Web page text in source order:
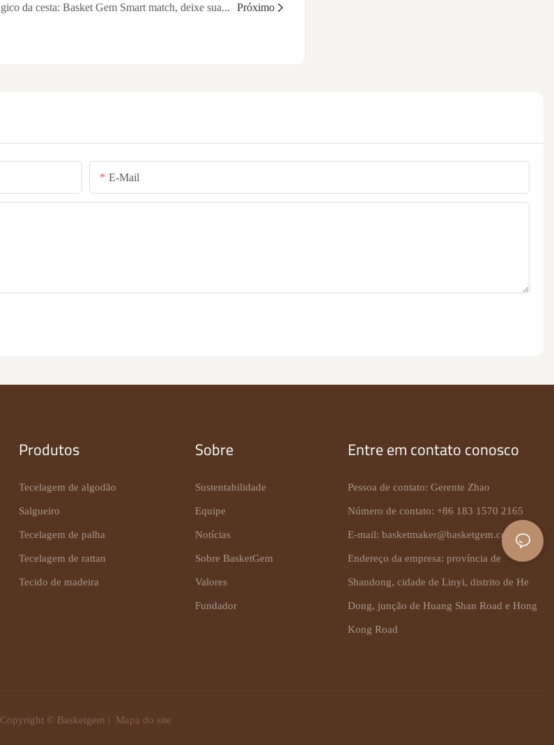
Mágico da cesta: Basket Gem Smart match, deixe sua casa instantaneamente transformada em um espaço de vida ideal Próximo
E-Mail
Produtos
Tecelagem de algodão
Salgueiro
Tecelagem de palha
Tecelagem de rattan
Tecido de madeira
Sobre
Sustentabilidade
Equipe
Notícias
Sobre BasketGem
Valores
Fundador
Entre em contato conosco
Pessoa de contato: Gerente Zhao
Número de contato: +86 183 1570 2165
E-mail: basketmaker@basketgem.com
Endereço da empresa: província de
Shandong, cidade de Linyi, distrito de He
Dong, junção de Huang Shan Road e Hong
Kong Road
Copyright © Basketgem | Mapa do site